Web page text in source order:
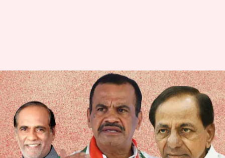
కాంగ్రెస్‌-బీఆర్‌ఎస్‌ పొత్తు; జోస్యం
చెప్పిన ఎంపీ కోమటిరెడ్డి
వ్రాసిన వారు Stalin Feb 14, 2023 07:07 pm
ఈ వార్తాకథనం ఏంటి